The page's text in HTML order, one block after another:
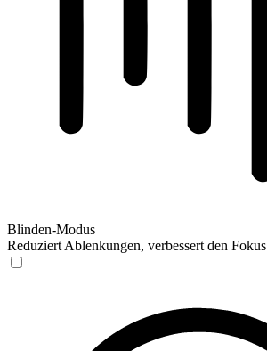
Blinden-Modus
Reduziert Ablenkungen, verbessert den Fokus